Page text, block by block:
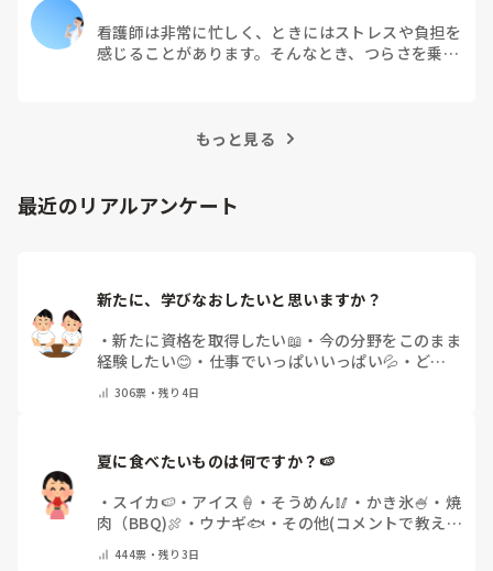
看護師は非常に忙しく、ときにはストレスや負担を
感じることがあります。そんなとき、つらさを乗り
もっと見る
最近のリアルアンケート
新たに、学びなおしたいと思いますか？
・新たに資格を取得したい📖 ・ 今の分野をこのまま
経験したい😊 ・ 仕事でいっぱいいっぱい💦 ・ どん
教えてください）
306票・残り4日
夏に食べたいものは何ですか？🍉
・ スイカ🍉 ・ アイス🍦 ・ そうめん🥢 ・ かき氷🍧 ・ 焼
肉（BBQ)🍖 ・ ウナギ🐟 ・ その他(コメントで教え
444票・残り3日